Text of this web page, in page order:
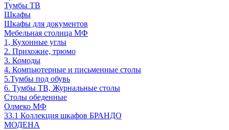
Тумбы ТВ
Шкафы
Шкафы для документов
Мебельная столица МФ
1, Кухонные углы
2. Прихожие, трюмо
3. Комоды
4. Компьютерные и письменные столы
5.Тумбы под обувь
6. Тумбы ТВ, Журнальные столы
Столы обеденные
Олмеко МФ
33.1 Коллекция шкафов БРАНДО
МОДЕНА